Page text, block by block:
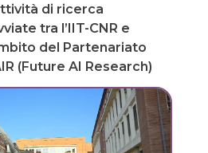
di ricerca
tra l’IIT-CNR e
del Partenariato
(Future AI Research)